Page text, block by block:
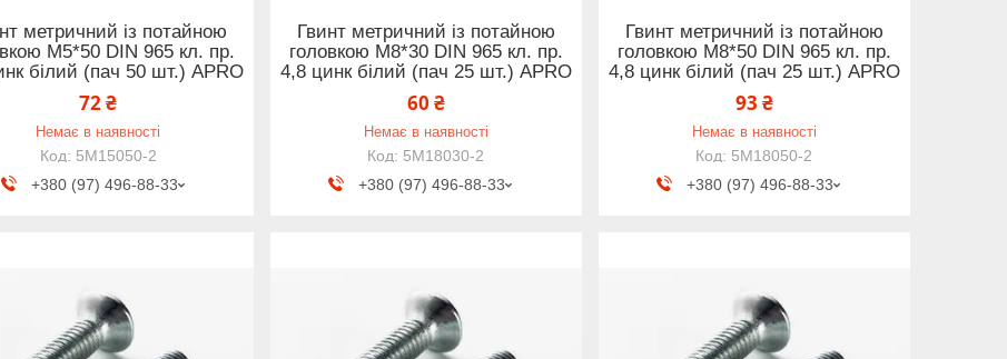
метричний із потайною
М5*50 DIN 965 кл. пр.
білий (пач 50 шт.) APRO
72 ₴
Немає в наявності
5M15050-2
+380 (97) 496-88-33
Гвинт метричний із потайною
головкою М8*30 DIN 965 кл. пр.
4,8 цинк білий (пач 25 шт.) APRO
60 ₴
Немає в наявності
5M18030-2
+380 (97) 496-88-33
Гвинт метричний із потайною
головкою М8*50 DIN 965 кл. пр.
4,8 цинк білий (пач 25 шт.) APRO
93 ₴
Немає в наявності
5M18050-2
+380 (97) 496-88-33